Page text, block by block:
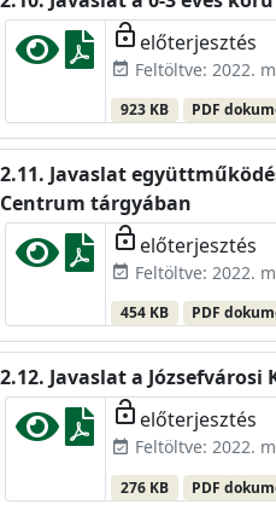
lock_open előterjesztés
event_available Feltöltve: 2022.
923 KB PDF
Javaslat
Centrum tárgyában
lock_open előterjesztés
event_available Feltöltve: 2022.
454 KB PDF
Javaslat a
lock_open előterjesztés
event_available Feltöltve: 2022.
276 KB PDF